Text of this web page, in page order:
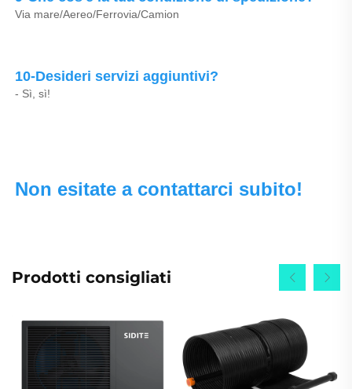
Via mare/Aereo/Ferrovia/Camion
10-Desideri servizi aggiuntivi?
- Sì, sì!
Non esitate a contattarci subito!
Prodotti consigliati